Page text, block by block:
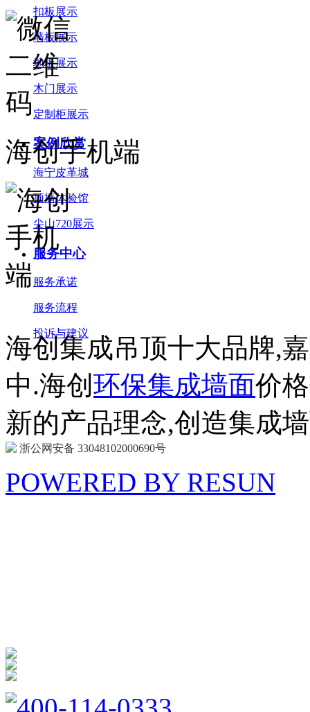
扣板展示
墙板展示
地板展示
木门展示
定制柜展示
案例欣赏
海宁皮革城
顶墙体验馆
尖山720展示
服务中心
服务承诺
服务流程
投诉与建议
海创手机端
海创集成吊顶十大品牌,
中.海创环保集成墙面价
新的产品理念,创造集成
浙公网安备 33048102000690号
POWERED BY RESUN